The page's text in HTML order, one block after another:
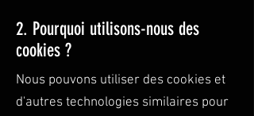
2. Pourquoi utilisons-nous des
cookies ?
Nous pouvons utiliser des cookies et
d'autres technologies similaires pour